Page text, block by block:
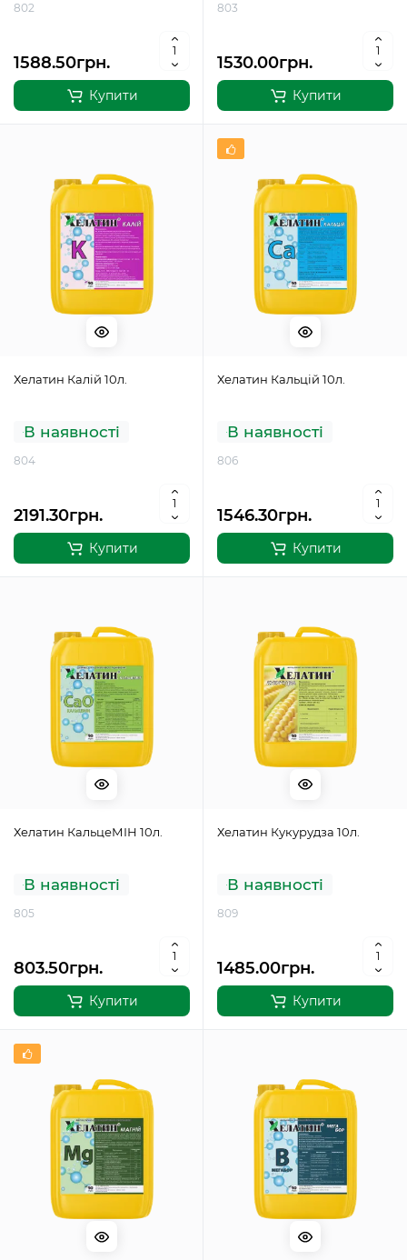
802
1588.50грн.
Купити
803
1530.00грн.
Купити
Хелатин Калій 10л.
В наявності
804
2191.30грн.
Купити
Хелатин Кальцій 10л.
В наявності
806
1546.30грн.
Купити
Хелатин КальцеМІН 10л.
В наявності
805
803.50грн.
Купити
Хелатин Кукурудза 10л.
В наявності
809
1485.00грн.
Купити